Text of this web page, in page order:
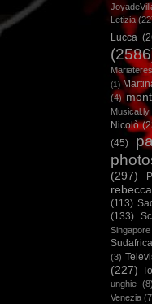
Letizia
Lucca
(1)
(4)
Musical.ly
Nicolò
(45)
(297)
(113)
(133)
Singapore
Sudafrica
(3)
(227)
unghie (8)
Venezia